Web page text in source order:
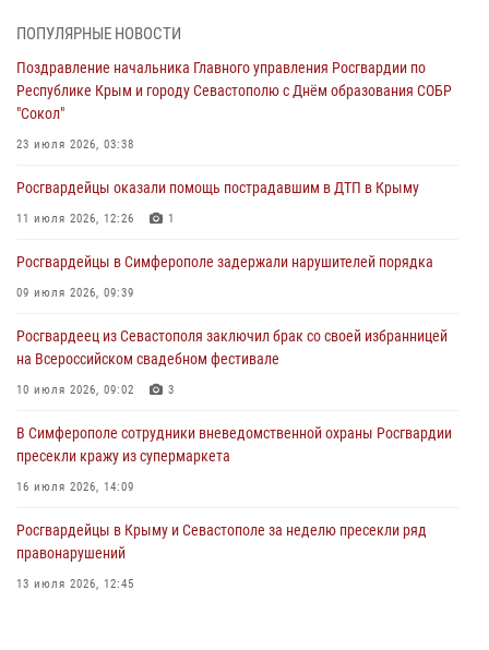
мужчину
Росгвардия в Крыму и Севастополе задержала ряд
правонарушителей
03 августа 2026, 14:08
В Симферополе росгвардейцы задержали гражданина,
подозреваемого в совершении серии краж
Росгвардейцы оперативно задержали нарушителя на охраняемом
30 июля 2026, 12:13
ПОПУЛЯРНЫЕ НОВОСТИ
Поздравление начальника Главного управления Росгвардии по
Республике Крым и городу Севастополю с Днём образования СОБР
"Сокол"
23 июля 2026, 03:38
Росгвардейцы оказали помощь пострадавшим в ДТП в Крыму
11 июля 2026, 12:26 1
Росгвардейцы в Симферополе задержали нарушителей порядка
09 июля 2026, 09:39
Росгвардеец из Севастополя заключил брак со своей избранницей
на Всероссийском свадебном фестивале
10 июля 2026, 09:02 3
В Симферополе сотрудники вневедомственной охраны Росгвардии
пресекли кражу из супермаркета
16 июля 2026, 14:09
Росгвардейцы в Крыму и Севастополе за неделю пресекли ряд
правонарушений
13 июля 2026, 12:45